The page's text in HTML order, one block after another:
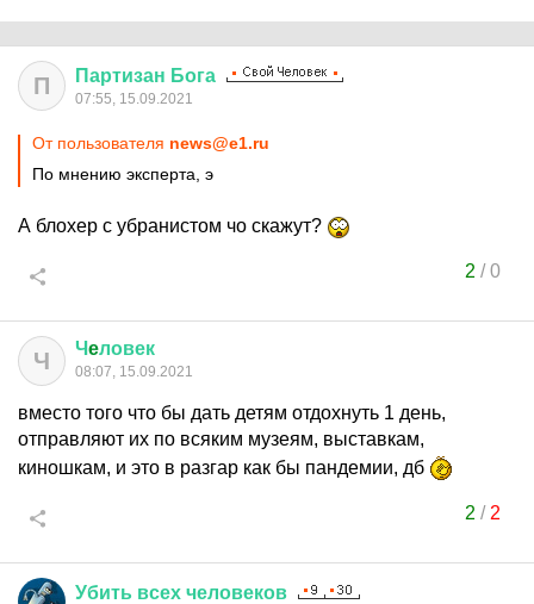
П Партизан Бога
07:55, 15.09.2021
От пользователя news@e1.ru
По мнению эксперта, э
А блохер с убранистом чо скажут?
2 /0
Ч Чeловек
08:07, 15.09.2021
вместо того что бы дать детям отдохнуть 1 день,
отправляют их по всяким музеям, выставкам,
киношкам, и это в разгар как бы пандемии, дб
2 / 2
Убить всех человеков